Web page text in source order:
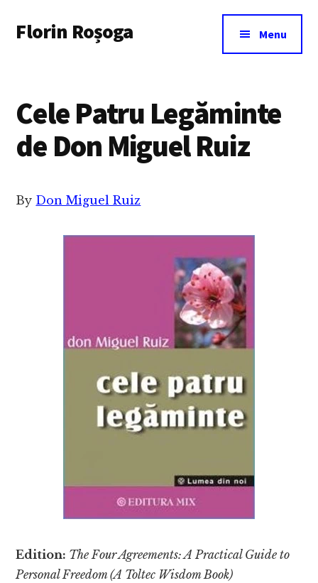
main
menu
Florin Roșoga Menu
Cele Patru Legăminte
de Don Miguel Ruiz
By Don Miguel Ruiz
Edition: The Four Agreements: A Practical Guide to
Personal Freedom (A Toltec Wisdom Book)